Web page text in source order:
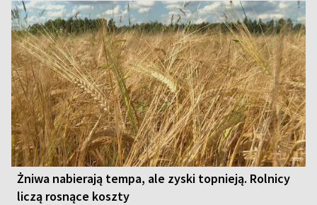
Żniwa nabierają tempa, ale zyski topnieją. Rolnicy
liczą rosnące koszty